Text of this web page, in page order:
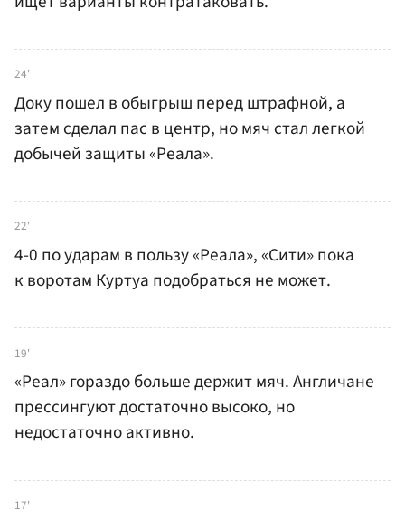
24'
Доку пошел в обыгрыш перед штрафной, а
затем сделал пас в центр, но мяч стал легкой
добычей защиты «Реала».
22'
4-0 по ударам в пользу «Реала», «Сити» пока
к воротам Куртуа подобраться не может.
19'
«Реал» гораздо больше держит мяч. Англичане
прессингуют достаточно высоко, но
недостаточно активно.
17'